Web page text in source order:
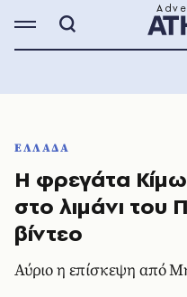
ΕΛΛΑΔΑ
Η φρεγάτα
στο λιμάνι του
βίντεο
Αύριο η επίσκεψη από